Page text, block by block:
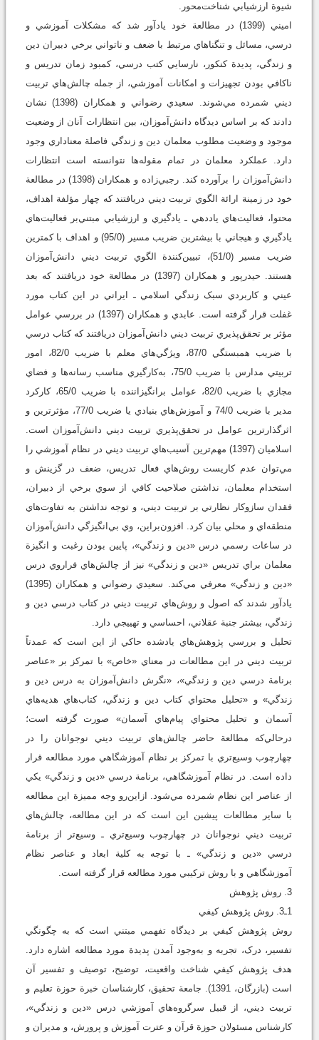
شيوة ارزشيابي شناخت‌محور.
اميني (1399) در مطالعة خود يادآور شد که مشكلات آموزشي و
درسي، مسائل و تنگناهاي مرتبط با ضعف و ناتواني برخي دبيران دين
و زندگي، پديدة كنكور، نارسايي كتب درسي، كمبود زمان تدريس و
ناكافي بودن تجهيزات و امكانات آموزشي، از جمله چالش‌هاي تربيت
ديني شمرده مي‌شوند. سعيدي رضواني و همكاران (1398) نشان
دادند كه بر اساس ديدگاه دانش‌آموزان، بين انتظارات آنان از وضعيت
موجود و وضعيت مطلوب معلمان دين و زندگي فاصلة معناداري وجود
دارد. عملكرد معلمان در تمام مقوله‌ها نتوانسته است انتظارات
دانش‌آموزان را برآورده كند. رجبي‌زاده و همکاران (1398) در مطالعة
خود در زمينة ارائة الگوي تربيت ديني دريافتند که چهار مؤلفة اهداف،
محتوا، فعاليت‌هاي ياددهي ـ يادگيري و ارزشيابي مبتني‌بر فعاليت‌هاي
يادگيري و هيجاني با بيشترين ضريب مسير (95/0) و اهداف با کمترين
ضريب مسير (51/0)، تبيين‌کنندة الگوي تربيت ديني دانش‌آموزان
هستند. حيدرپور و همکاران (1397) در مطالعة خود دريافتند که بعد
عيني و کاربردي سبک زندگي اسلامي ـ ايراني در اين کتاب مورد
غفلت قرار گرفته است. عابدي و همكاران (1397) در بررسي عوامل
مؤثر بر تحقق‌پذيري تربيت ديني دانش‌آموزان دريافتند كه كتاب درسي
با ضريب همبستگي 87/0، ويژگي‌هاي معلم با ضريب 82/0، امور
تربيتي مدارس با ضريب 75/0، به‌كارگيري مناسب رسانه‌ها و فضاي
مجازي با ضريب 82/0، عوامل برانگيزاننده با ضريب 65/0، كاركرد
مدير با ضريب 74/0 و آموزش‌هاي بنيادي يا ضريب 77/0، مؤثرترين و
اثرگذارترين عوامل در تحقق‌پذيري تربيت ديني دانش‌آموزان است.
اسلاميان (1397) مهم‌ترين آسيب‌هاي تربيت ديني در نظام آموزشي را
مي‌توان عدم کاريست روش‌هاي فعال تدريس، ضعف در گزينش و
استخدام معلمان، نداشتن صلاحيت کافي از سوي برخي از دبيران،
فقدان سازوکار نظارتي بر تربيت ديني، و توجه نداشتن به تفاوت‌هاي
منطقه‌اي و محلي بيان کرد. افزون‌براين، وي بي‌انگيزگي دانش‌آموزان
در ساعات رسمي درس «دين و زندگي»، پايين بودن رغبت و انگيزة
معلمان براي تدريس «دين و زندگي» نيز از چالش‌هاي فراروي درس
«دين و زندگي» معرفي مي‌کند. سعيدي رضواني و همكاران (1395)
يادآور شدند كه اصول و روش‌هاي تربيت ديني در کتاب درسي دين و
زندگي، بيشتر جنبة عقلاني، احساسي و تهييجي دارد.
تحليل و بررسي پژوهش‌هاي يادشده حاکي از اين است که عمدتاً
تربيت ديني در اين مطالعات در معناي «خاص» با تمرکز بر «عناصر
برنامة درسي دين و زندگي»، «نگرش دانش‌آموزان به درس دين و
زندگي» و «تحليل محتواي کتاب دين و زندگي، کتاب‌هاي هديه‌هاي
آسمان و تحليل محتواي پيام‌هاي آسمان» صورت گرفته است؛
درحالي‌که مطالعة حاضر چالش‌هاي تربيت ديني نوجوانان را در
چهارچوب وسيع‌تري با تمرکز بر نظام آموزشگاهي مورد مطالعه قرار
داده است. در نظام آموزشگاهي، برنامة درسي «دين و زندگي» يکي
از عناصر اين نظام شمرده مي‌شود. ازاين‌رو وجه مميزة اين مطالعه
با ساير مطالعات پيشين اين است که در اين مطالعه، چالش‌هاي
تربيت ديني نوجوانان در چهارچوب وسيع‌تري ـ وسيع‌تر از برنامة
درسي «دين و زندگي» ـ با توجه به کلية ابعاد و عناصر نظام
آموزشگاهي و با روش ترکيبي مورد مطالعه قرار گرفته است.
3. روش پژوهش
1ـ3. روش پژوهش كيفي
روش پژوهش کيفي بر ديدگاه تفهمي مبتني است که به چگونگي
تفسير، درک، تجربه و به‌وجود آمدن پديدة مورد مطالعه اشاره دارد.
هدف پژوهش كيفي شناخت واقعيت، توضيح، توصيف و تفسير آن
است (بازرگان، ‌1391). جامعة تحقيق، كارشناسان خبرة حوزة تعليم و
تربيت ديني، از قبيل سرگروه‌هاي آموزشي درس «دين و زندگي»،
كارشناس مسئولان حوزة قرآن و عترت آموزش و پرورش، و مديران و